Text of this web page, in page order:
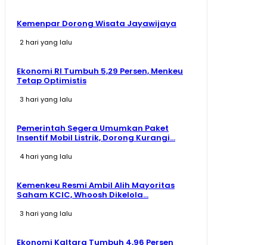
Kemenpar Dorong Wisata Jayawijaya
2 hari yang lalu
Ekonomi RI Tumbuh 5,29 Persen, Menkeu
Tetap Optimistis
3 hari yang lalu
Pemerintah Segera Umumkan Paket
Insentif Mobil Listrik, Dorong Kurangi...
4 hari yang lalu
Kemenkeu Resmi Ambil Alih Mayoritas
Saham KCIC, Whoosh Dikelola...
3 hari yang lalu
Ekonomi Kaltara Tumbuh 4,96 Persen